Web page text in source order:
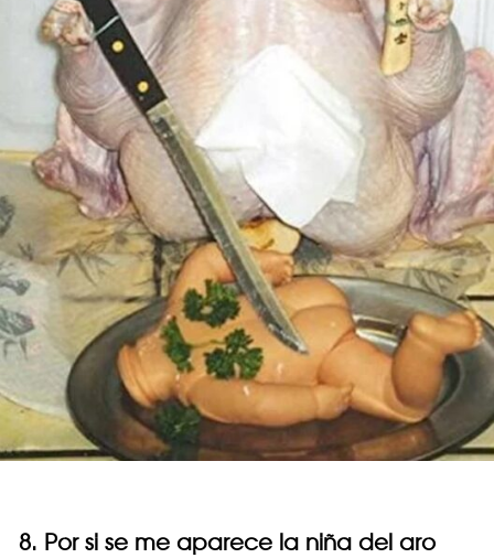
8. Por si se me aparece la niña del aro